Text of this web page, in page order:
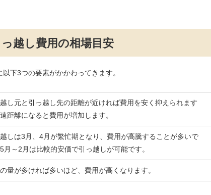
越し費用の相場目安
下3つの要素がかかわってきます。
し元と引っ越し先の距離が近ければ費用を安く抑えられます
距離になると費用が増加します。
しは3月、4月が繁忙期となり、費用が高騰することが多いで
月～2月は比較的安価で引っ越しが可能です。
量が多ければ多いほど、費用が高くなります。